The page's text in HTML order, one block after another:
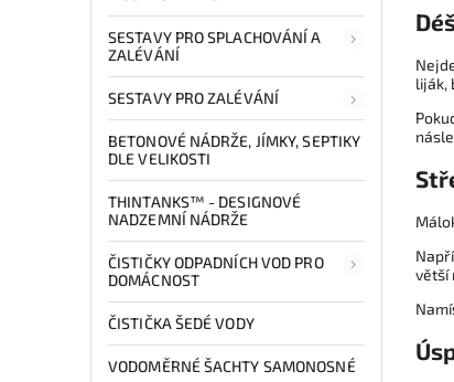
SESTAVY PRO SPLACHOVÁNÍ A
ZALÉVÁNÍ
SESTAVY PRO ZALÉVÁNÍ
BETONOVÉ NÁDRŽE, JÍMKY, SEPTIKY
DLE VELIKOSTI
THINTANKS™ - DESIGNOVÉ
NADZEMNÍ NÁDRŽE
ČISTIČKY ODPADNÍCH VOD PRO
DOMÁCNOST
ČISTIČKA ŠEDÉ VODY
VODOMĚRNÉ ŠACHTY SAMONOSNÉ
liják,
větší